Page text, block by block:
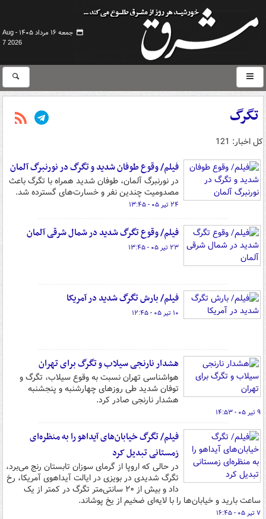
جمعه ۱۶ مرداد ۱۴۰۵ -
Aug
7 2026
تگرگ
کل اخبار: 121
فیلم/ وقوع طوفان شدید و تگرگ در نورنبرگ آلمان
در نورنبرگ آلمان، طوفان شدید همراه با تگرگ باعث
مصدومیت چندین نفر و خسارت‌های گسترده شد.
۲۴ تیر ۰۵ - ۱۳:۴۵
فیلم/ وقوع تگرگ شدید در شمال شرقی آلمان
۲۳ تیر ۰۵ - ۱۳:۴۵
فیلم/ بارش تگرگ شدید در آمریکا
۱۰ تیر ۰۵ - ۱۲:۴۵
هشدار نارنجی سیلاب و تگرگ برای تهران
هواشناسی تهران نسبت به وقوع سیلاب، تگرگ و
توفان شدید طی روزهای چهارشنبه و پنجشنبه
هشدار نارنجی صادر کرد.
۹ تیر ۰۵ - ۱۴:۵۳
فیلم/ تگرگ خیابان‌های آیداهو را به منظره‌ای
زمستانی تبدیل کرد
در حالی که اروپا از گرمای سوزان تابستان رنج می‌برد،
تگرگ شدیدی در بویزی در ایالت آیداهوی آمریکا، رخ
داد و بیش از ۲۰ سانتی‌متر تگرگ در کمتر از یک
ساعت بارید و خیابان‌ها را با لایه‌ای ضخیم از یخ پوشاند.
۷ تیر ۰۵ - ۱۶:۴۵